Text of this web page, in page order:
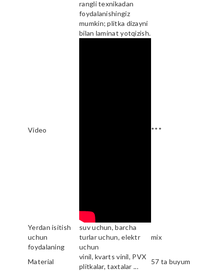
rangli texnikadan
foydalanishingiz
mumkin; plitka dizayni
bilan laminat yotqizish.
Video ***
Yerdan isitish
uchun
foydalaning
suv uchun, barcha
turlar uchun, elektr
uchun
mix
Material
vinil, kvarts vinil, PVX
plitkalar, taxtalar ...
57 ta buyum